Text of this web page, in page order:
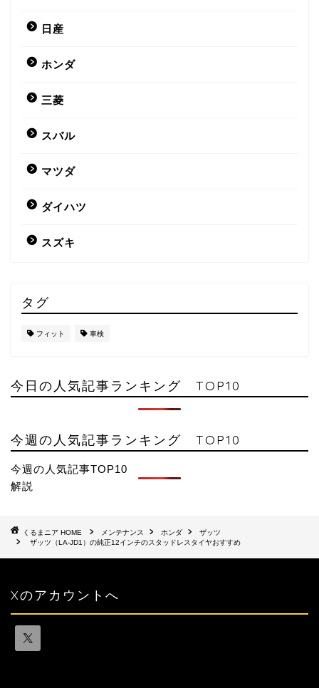
日産
ホンダ
三菱
スバル
マツダ
ダイハツ
スズキ
タグ
フィット 車検
今日の人気記事ランキング TOP10
今週の人気記事ランキング TOP10
今週の人気記事TOP10
解説
HOME メンテナンス ホンダ
ザッツ
ザッツ（LA-JD1）の純正12インチのスタッドレスタイヤおすすめ
Xのアカウントへ